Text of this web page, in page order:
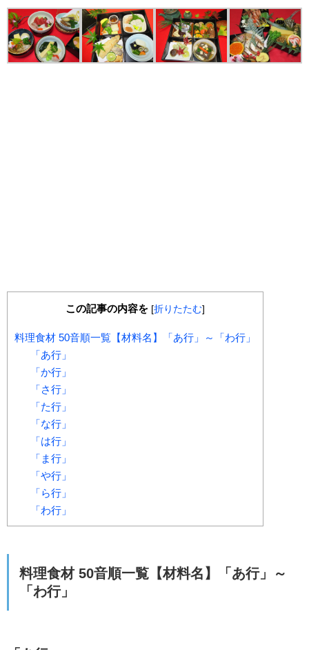
この記事の内容を [折りたたむ]
料理食材 50音順一覧【材料名】「あ行」～「わ行」
「あ行」
「か行」
「さ行」
「た行」
「な行」
「は行」
「ま行」
「や行」
「ら行」
「わ行」
料理食材 50音順一覧【材料名】「あ行」～
「わ行」